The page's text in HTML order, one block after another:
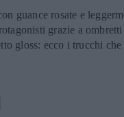
guance rosate e
grazie a
gloss: ecco i trucchi che